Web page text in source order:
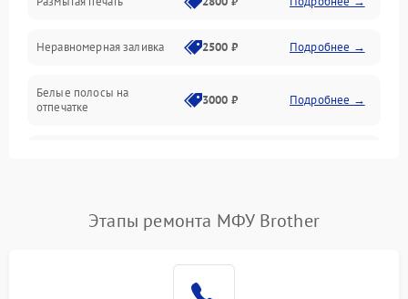
Подключение и интерфейсы
Дисплей и органы управления
Изображение
Неравномерная заливка 2500 ₽ Подробнее →
Белые полосы на
отпечатке
3000 ₽ Подробнее →
Этапы ремонта МФУ Brother